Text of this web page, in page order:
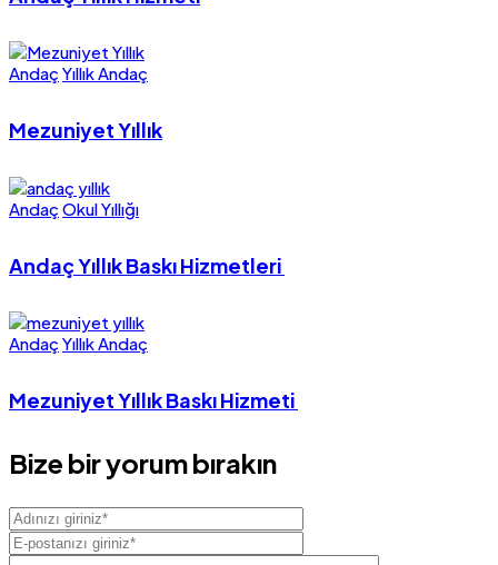
Andaç Yıllık Andaç
Mezuniyet Yıllık
Andaç Okul Yıllığı
Andaç Yıllık Baskı Hizmetleri
Andaç Yıllık Andaç
Mezuniyet Yıllık Baskı Hizmeti
Bize bir yorum bırakın